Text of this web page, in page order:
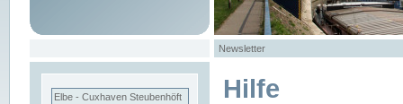
Newsletter
Elbe - Cuxhaven Steubenhöft Hilfe